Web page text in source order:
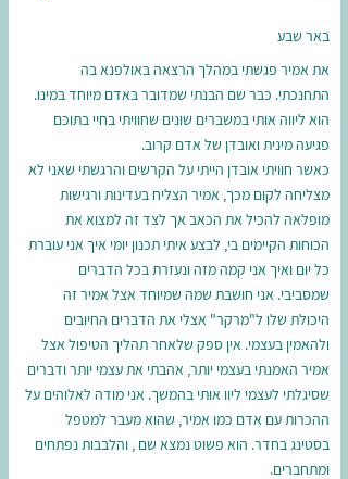
באר שבע
את אמיר פגשתי במהלך הרצאה באולפנא בה
התחנכתי. כבר שם הבנתי שמדובר באדם מיוחד במינו.
הוא ליווה אותי במשברים שונים שחוויתי בחיי בתוכם
פגיעה מינית ואובדן של אדם קרוב.
כאשר חוויתי אובדן הייתי על הקרשים והרגשתי שאני לא
מצליחה לקום מכך, אמיר הצליח בעדינות ורגישות
מופלאה להכיל את הכאב אך לצד זה למצוא את
הכוחות הקיימים בי, לבצע איתי תכנון יומי איך אני עוברת
כל יום ואיך אני קמה מזה ונעזרת בכל הדברים
שמסביבי. אני חושבת שמה שמיוחד אצל אמיר זה
היכולת שלו ל"מרקר" אצלי את הדברים החיובים
ולהאמין בעצמי. אין ספק שלאחר תהליך הטיפול אצל
אמיר האמנתי בעצמי יותר, אהבתי את עצמי יותר ודברים
שסיגלתי לעצמי ליוו אותי בהמשך. אני מודה לאלוהים על
ההכרות עם אדם כמו אמיר, שהוא מעבר למטפל
בסטינג בחדר. הוא פשוט נמצא שם , והלבבות נפתחים
ומתחברים.